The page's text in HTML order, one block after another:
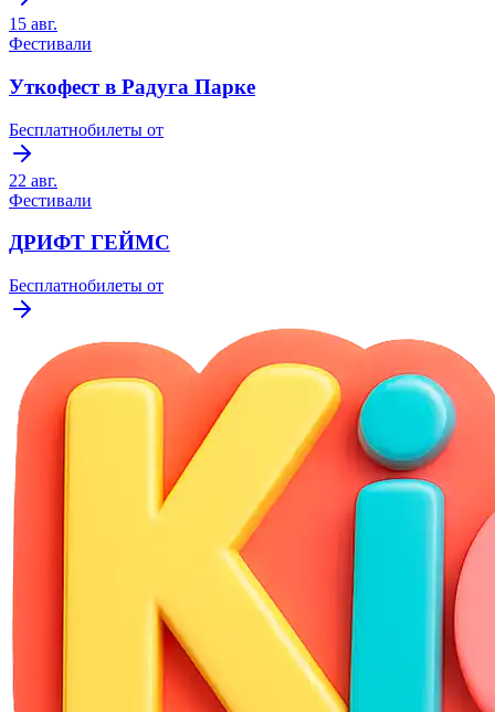
15 авг.
Фестивали
Уткофест в Радуга Парке
Бесплатнобилеты от
22 авг.
Фестивали
ДРИФТ ГЕЙМС
Бесплатнобилеты от